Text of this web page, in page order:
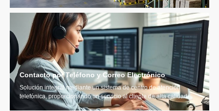
Contacto por Teléfono y Correo Electrónico
Solución integral mediante un sistema de centro de atención
telefónica, proporcionando un servicio al cliente de alta calidad